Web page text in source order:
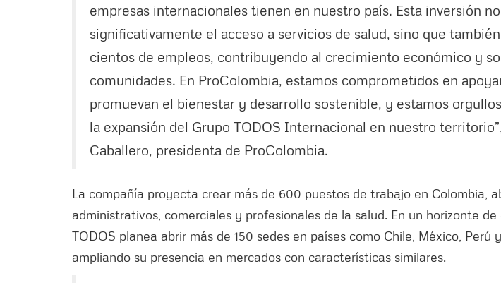
empresas internacionales tienen en nuestro país. Esta inversión
significativamente el acceso a servicios de salud, sino que
cientos de empleos, contribuyendo al crecimiento económico y
comunidades. En ProColombia, estamos comprometidos en
promuevan el bienestar y desarrollo sostenible, y estamos
la expansión del Grupo TODOS Internacional en nuestro
Caballero, presidenta de ProColombia.
La compañía proyecta crear más de 600 puestos de trabajo en Colombia,
administrativos, comerciales y profesionales de la salud. En un horizonte
TODOS planea abrir más de 150 sedes en países como Chile, México, Perú
ampliando su presencia en mercados con características similares.